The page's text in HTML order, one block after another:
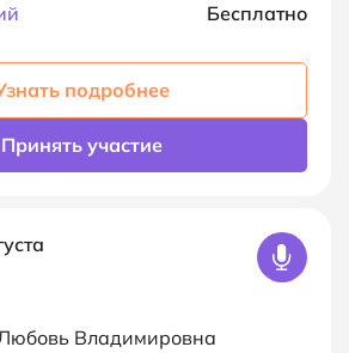
Бесплатно
подробнее
Принять участие
Владимировна